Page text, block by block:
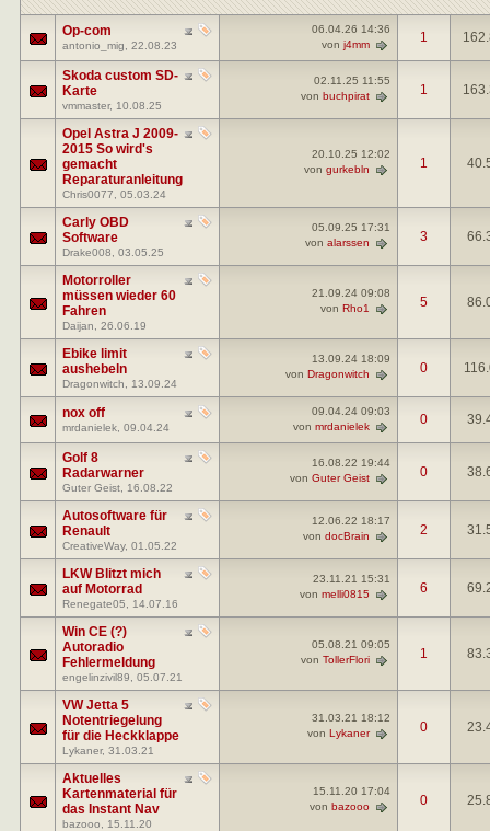
Op-com
antonio_mig , 22.08.23
06.04.26 14:36
von j4mm 1
Skoda custom SD-
Karte
vmmaster, 10.08.25
02.11.25 11:55
von buchpirat 1
Opel Astra J 2009-
2015 So wird's
gemacht
Reparaturanleitung
Chris0077 , 05.03.24
20.10.25 12:02
von gurkebln 1
Carly OBD
Software
Drake008 , 03.05.25
05.09.25 17:31
von alarssen 3
Motorroller
müssen wieder 60
Fahren
Daijan , 26.06.19
21.09.24 09:08
von Rho1 5
Ebike limit
aushebeln
Dragonwitch , 13.09.24
13.09.24 18:09
von Dragonwitch 0
nox off
mrdanielek , 09.04.24
09.04.24 09:03
von mrdanielek 0
Golf 8
Radarwarner
Guter Geist , 16.08.22
16.08.22 19:44
von Guter Geist 0
Autosoftware für
Renault
CreativeWay, 01.05.22
12.06.22 18:17
von docBrain 2
LKW Blitzt mich
auf Motorrad
Renegate05 , 14.07.16
23.11.21 15:31
von melli0815 6
Win CE (?)
Autoradio
Fehlermeldung
engelinzivil89 , 05.07.21
05.08.21 09:05
von TollerFlori 1
VW Jetta 5
Notentriegelung
für die Heckklappe
Lykaner, 31.03.21
31.03.21 18:12
von Lykaner 0
Aktuelles
Kartenmaterial für
das Instant Nav
bazooo , 15.11.20
15.11.20 17:04
von bazooo 0